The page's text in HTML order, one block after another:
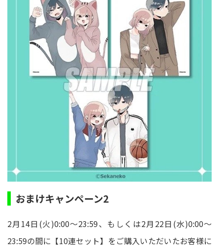
おまけキャンペーン2
2月14日(火)0:00～23:59、もしくは2月22日(水)0:00～
23:59の間に【10連セット】をご購入いただいたお客様に